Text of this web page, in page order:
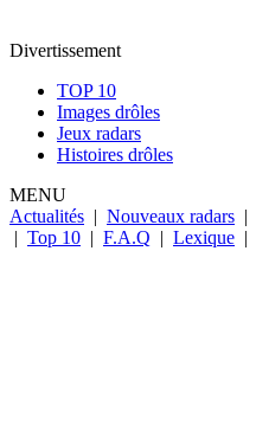
Divertissement
TOP 10
Images drôles
Jeux radars
Histoires drôles
MENU
Actualités | Nouveaux radars |
| Top 10 | F.A.Q | Lexique |